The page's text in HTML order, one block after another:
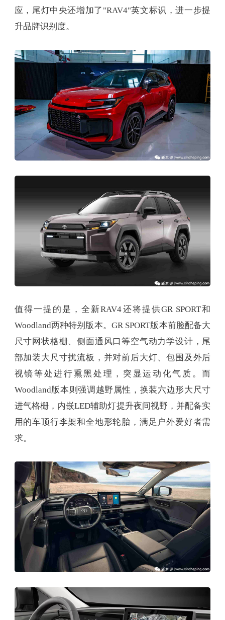
应，尾灯中央还增加了"RAV4"英文标识，进一步提
升品牌识别度。
值得一提的是，全新RAV4还将提供GR SPORT和
Woodland两种特别版本。GR SPORT版本前脸配备大
尺寸网状格栅、侧面通风口等空气动力学设计，尾
部加装大尺寸扰流板，并对前后大灯、包围及外后
视镜等处进行熏黑处理，突显运动化气质。而
Woodland版本则强调越野属性，换装六边形大尺寸
进气格栅，内嵌LED辅助灯提升夜间视野，并配备实
用的车顶行李架和全地形轮胎，满足户外爱好者需
求。